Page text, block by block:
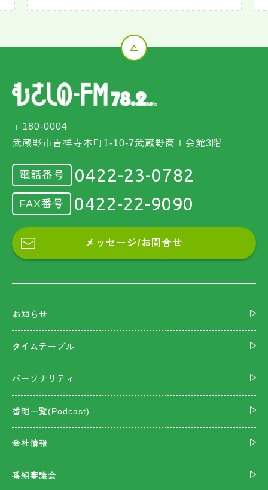
〒180-0004
武蔵野市吉祥寺本町1-10-7武蔵野商工会館3階
電話番号 0422-23-0782
FAX番号 0422-22-9090
メッセージ/お問合せ
お知らせ
タイムテーブル
パーソナリティ
番組一覧(Podcast)
会社情報
番組審議会